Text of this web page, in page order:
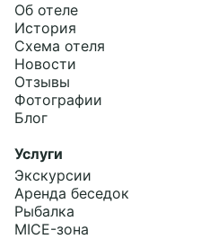
Об отеле
История
Схема отеля
Новости
Отзывы
Фотографии
Блог
Услуги
Экскурсии
Аренда беседок
Рыбалка
MICE-зона